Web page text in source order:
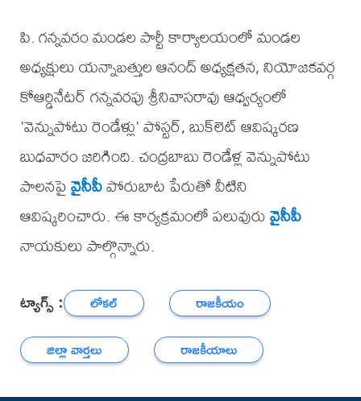
పి. గన్నవరం మండల పార్టీ కార్యాలయంలో మండల
అధ్యక్షులు యన్నాబత్తుల ఆనంద్ అధ్యక్షతన, నియోజకవర్గ
కోఆర్డినేటర్ గన్నవరపు శ్రీనివాసరావు ఆధ్వర్యంలో
'వెన్నుపోటు రెండేళ్లు' పోస్టర్, బుక్‌లెట్ ఆవిష్కరణ
బుధవారం జరిగింది. చంద్రబాబు రెండేళ్ల వెన్నుపోటు
పాలనపైవైసీపీపోరుబాట పేరుతో వీటిని
ఆవిష్కరించారు. ఈ కార్యక్రమంలో పలువురువైసీపీ
నాయకులు పాల్గొన్నారు.
ట్యాగ్స్ : లోకల్
రాజకీయం
జిల్లా వార్తలు
రాజకీయాలు